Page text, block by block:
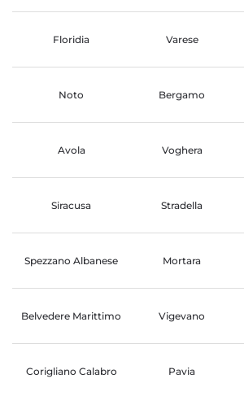
Floridia Varese
Noto Bergamo
Avola Voghera
Siracusa Stradella
Spezzano Albanese Mortara
Belvedere Marittimo Vigevano
Corigliano Calabro Pavia